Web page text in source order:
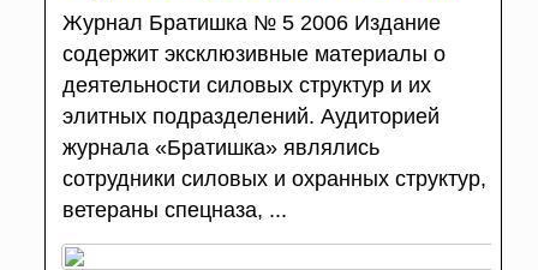
Журнал Братишка № 5 2006 Издание
содержит эксклюзивные материалы о
деятельности силовых структур и их
элитных подразделений. Аудиторией
журнала «Братишка» являлись
сотрудники силовых и охранных структур,
ветераны спецназа, ...